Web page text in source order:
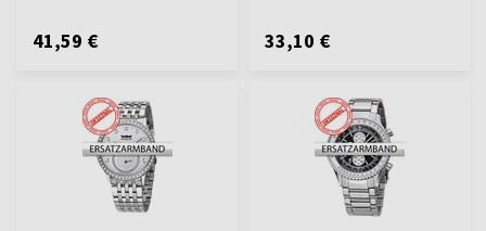
41,59 € 33,10 €